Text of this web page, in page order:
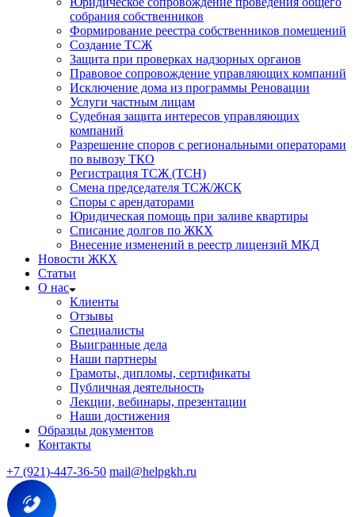
собрания собственников
Формирование реестра собственников помещений
Создание ТСЖ
Защита при проверках надзорных органов
Правовое сопровождение управляющих компаний
Исключение дома из программы Реновации
Услуги частным лицам
Судебная защита интересов управляющих
компаний
Разрешение споров с региональными операторами
по вывозу ТКО
Регистрация ТСЖ (ТСН)
Смена председателя ТСЖ/ЖСК
Споры с арендаторами
Юридическая помощь при заливе квартиры
Списание долгов по ЖКХ
Внесение изменений в реестр лицензий МКД
Новости ЖКХ
Статьи
О нас
Клиенты
Отзывы
Специалисты
Выигранные дела
Наши партнеры
Грамоты, дипломы, сертификаты
Публичная деятельность
Лекции, вебинары, презентации
Наши достижения
Образцы документов
Контакты
+7 (921)-447-36-50 mail@helpgkh.ru